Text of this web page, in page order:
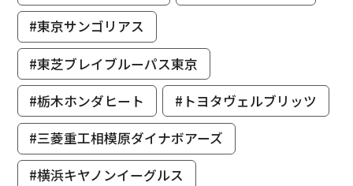
#東京サンゴリアス
#東芝ブレイブルーパス東京
#栃木ホンダヒート
#トヨタヴェルブリッツ
#三菱重工相模原ダイナボアーズ
#横浜キヤノンイーグルス